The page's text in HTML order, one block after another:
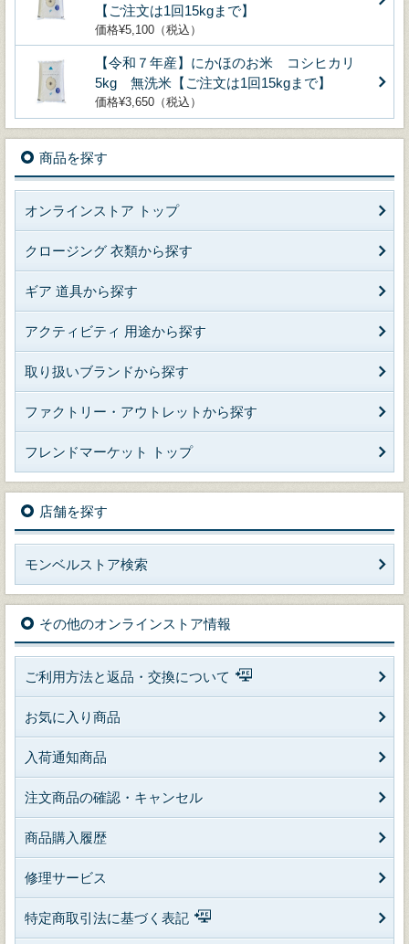
【ご注文は1回15kgまで】
価格¥5,100（税込）
【令和７年産】にかほのお米 コシヒカリ
5kg 無洗米【ご注文は1回15kgまで】
価格¥3,650（税込）
商品を探す
オンラインストア トップ
クロージング 衣類から探す
ギア 道具から探す
アクティビティ 用途から探す
取り扱いブランドから探す
ファクトリー・アウトレットから探す
フレンドマーケット トップ
店舗を探す
モンベルストア検索
その他のオンラインストア情報
ご利用方法と返品・交換について
お気に入り商品
入荷通知商品
注文商品の確認・キャンセル
商品購入履歴
修理サービス
特定商取引法に基づく表記